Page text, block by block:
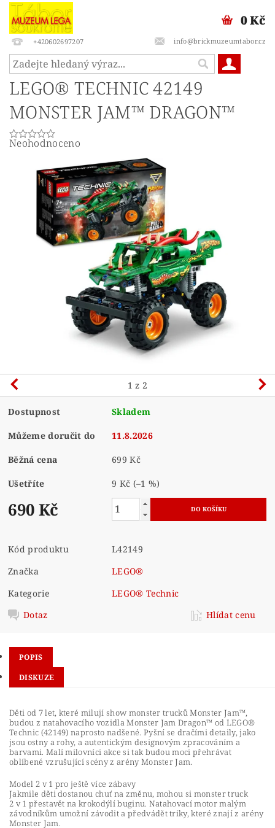
+420602697207 info@brickmuzeumtabor.cz
0 Kč
LEGO® TECHNIC 42149
MONSTER JAM™ DRAGON™
Neohodnoceno
1 z 2
Dostupnost Skladem
Můžeme doručit do 11.8.2026
Běžná cena 699 Kč
Ušetříte 9 Kč (–1 %)
690 Kč
Kód produktu
L42149
Značka
LEGO®
Kategorie
LEGO® Technic
Dotaz
Hlídat cenu
POPIS
DISKUZE
Děti od 7 let, které milují show monster trucků Monster Jam™,
budou z natahovacího vozidla Monster Jam Dragon™ od LEGO®
Technic (42149) naprosto nadšené. Pyšní se dračími detaily, jako
jsou ostny a rohy, a autentickým designovým zpracováním a
barvami. Malí milovníci akce si tak budou moci přehrávat
oblíbené vzrušující scény z arény Monster Jam.
Model 2 v 1 pro ještě více zábavy
Jakmile děti dostanou chuť na změnu, mohou si monster truck
2 v 1 přestavět na krokodýlí buginu. Natahovací motor malým
závodníkům umožní závodit a předvádět triky, které znají z arény
Monster Jam.